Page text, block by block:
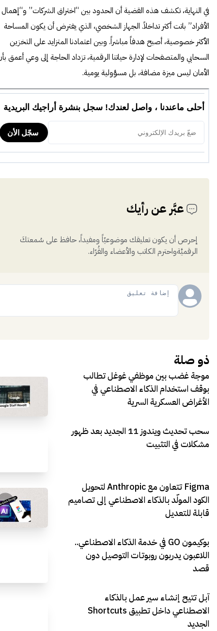
في النهاية، تكشف هذه القضية أن الحدود بين “اختراق الشركات” و“إهمال
الأفراد” باتت أكثر تداخلاً. الجهاز الشخصي، الذي يفترض أن يكون المساحة
الأكثر خصوصية، أصبح هدفاً مباشراً. وبين اعتمادنا المتزايد على التخزين
السحابي والمتصفحات لإدارة حياتنا الرقمية، تزداد الحاجة إلى وعي أعمق
الأمان ليس ميزة مضافة، بل مسؤولية يومية.
عبَّر عن رأيك
إحرص أن يكون تعليقك موضوعيّاً ومفيداً، حافظ على سُمعتكَ
الرقميَّةواحترم الكاتب والأعضاء والقُرّاء.
ذو صلة
موجة غضب بين موظفي غوغل تطالب
بوقف استخدام الذكاء الاصطناعي في
الأغراض العسكرية السرية
سحب تحديث ويندوز 11 الجديد بعد ظهور
مشكلات في التثبيت
Figma تتعاون مع Anthropic لتحويل
الكود المولّد بالذكاء الاصطناعي إلى تصاميم
قابلة للتعديل
بوكيمون GO في خدمة الذكاء الاصطناعي..
اللاعبون يدربون روبوتات التوصيل دون
قصد
آبل تتيح إنشاء سير عمل بالذكاء
الاصطناعي داخل تطبيق Shortcuts
الجديد